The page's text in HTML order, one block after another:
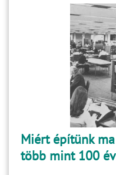
Miért építünk
több mint 100